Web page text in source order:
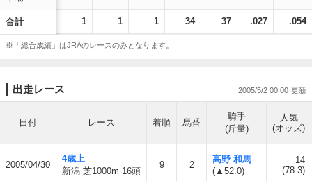
合計 1 1 1 34 37 .027 .054
※「総合成績」はJRAのレースのみとなります。
出走レース 2005/5/2 00:00
日付 レース 着順 馬番
騎手
(斤量)
人気
(オッズ)
2005/04/30
4歳上
新潟 芝1000m 16頭
9 2
高野 和馬
(▲52.0)
14
(78.3)